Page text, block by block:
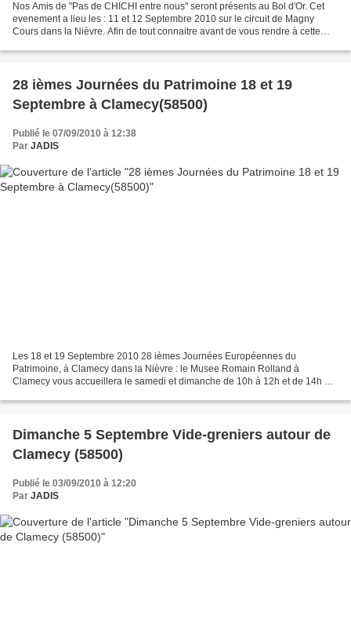
Nos Amis de "Pas de CHICHI entre nous" seront présents au Bol d'Or. Cet
evenement a lieu les : 11 et 12 Septembre 2010 sur le circuit de Magny
Cours dans la Nièvre. Afin de tout connaitre avant de vous rendre à cette
28 ièmes Journées du Patrimoine 18 et 19
Septembre à Clamecy(58500)
Publié le 07/09/2010 à 12:38
Par JADIS
Les 18 et 19 Septembre 2010 28 ièmes Journées Européennes du
Patrimoine, à Clamecy dans la Nièvre : le Musee Romain Rolland à
Clamecy vous accueillera le samedi et dimanche de 10h à 12h et de 14h à
Dimanche 5 Septembre Vide-greniers autour de
Clamecy (58500)
Publié le 03/09/2010 à 12:20
Par JADIS